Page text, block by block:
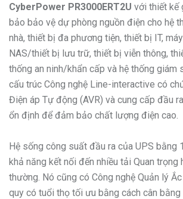
CyberPower PR3000ERT2U với thiết kế
bảo bảo vệ dự phòng nguồn điện cho hệ
nhà, thiết bị đa phương tiện, thiết bị IT,
NAS/thiết bị lưu trữ, thiết bị viễn thông,
thống an ninh/khẩn cấp và hệ thống giám
cấu trúc Công nghệ Line-interactive có
Điện áp Tự động (AVR) và cung cấp đầu
ổn định để đảm bảo chất lượng điện cao.
Hệ sống công suất đầu ra của UPS bằng
khả năng kết nối đến nhiều tải Quan trọng
thường. Nó cũng có Công nghệ Quản lý
quy có tuổi thọ tối ưu bằng cách cân